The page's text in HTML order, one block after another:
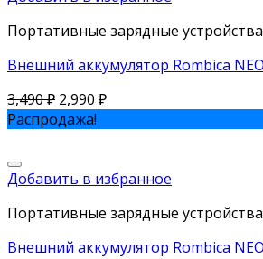
Портативные зарядные устройства
Внешний аккумулятор Rombica
3,490₽ 2,990 ₽
Распродажа!
Добавить в избранное
Портативные зарядные устройства
Внешний аккумулятор Rombica